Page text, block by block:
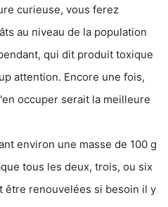
curieuse, vous ferez
au niveau de la population
qui dit produit toxique
attention. Encore une fois,
occuper serait la meilleure
environ une masse de 100 g
tous les deux, trois, ou six
être renouvelées si besoin il y